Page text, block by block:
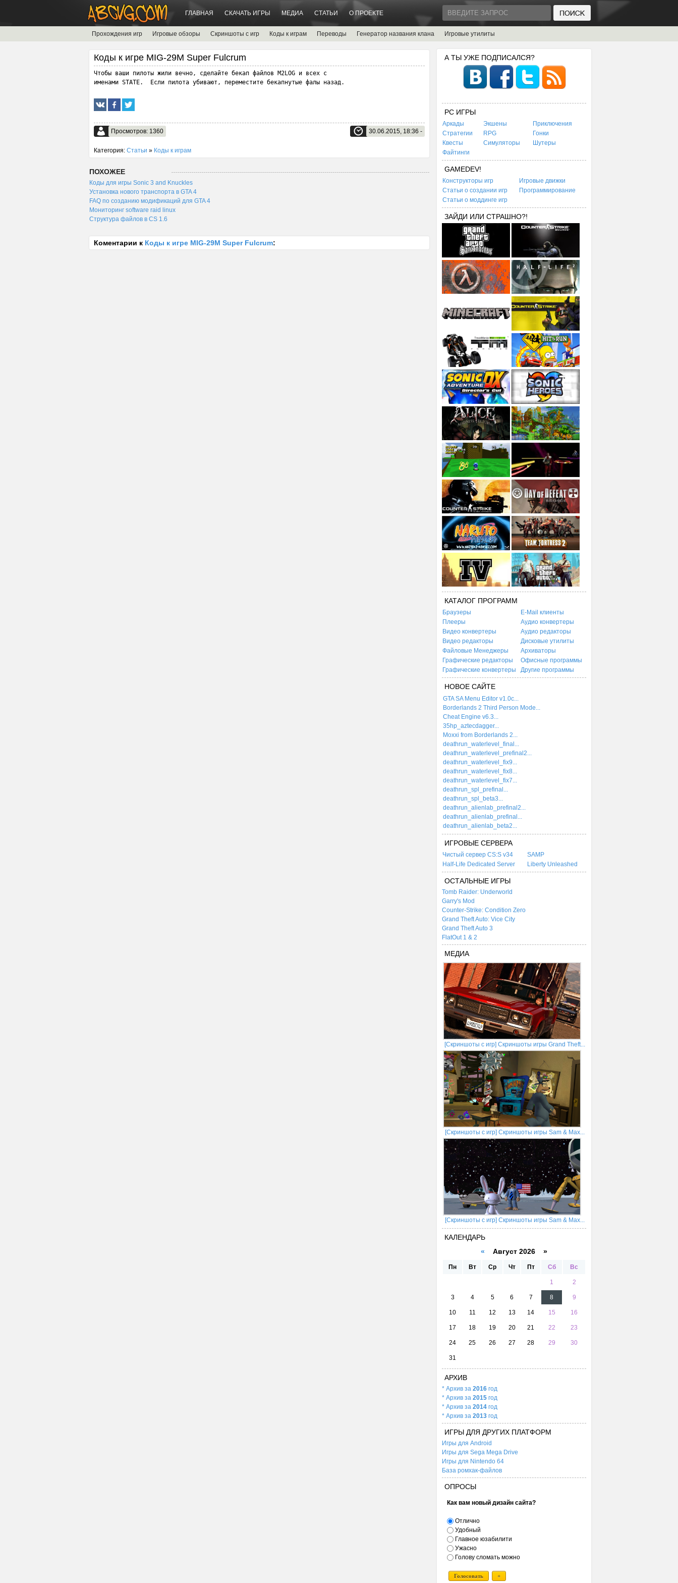
ГЛАВНАЯ СКАЧАТЬ ИГРЫ МЕДИА СТАТЬИ О ПРОЕКТЕ
Прохождения игр Игровые обзоры Скриншоты с игр Коды к играм Переводы Генератор названия клана Игровые утилиты
Коды к игре MIG-29M Super Fulcrum
Чтобы ваши пилоты жили вечно, сделайте бекап файлов M2LOG и всех с
именами STATE.  Если пилота убивают, переместите бекапнутые фалы назад.
Просмотров: 1360 30.06.2015, 18:36 -
Категория: Статьи » Коды к играм
ПОХОЖЕЕ
Коды для игры Sonic 3 and Knuckles
Установка нового транспорта в GTA 4
FAQ по созданию модификаций для GTA 4
Мониторинг software raid linux
Структура файлов в CS 1.6
Коментарии к Коды к игре MIG-29M Super Fulcrum:
А ТЫ УЖЕ ПОДПИСАЛСЯ?
PC ИГРЫ
Аркады Экшены
Приключения
Стратегии
RPG
Гонки
Квесты
Симуляторы
Шутеры
Файтинги
GAMEDEV!
Конструкторы игр
Игровые движки
Статьи о создании игр
Программирование
Статьи о моддинге игр
ЗАЙДИ ИЛИ СТРАШНО?!
КАТАЛОГ ПРОГРАММ
Браузеры
E-Mail клиенты
Плееры
Аудио конвертеры
Видео конвертеры
Аудио редакторы
Видео редакторы
Дисковые утилиты
Файловые Менеджеры
Архиваторы
Графические редакторы
Офисные программы
Графические конвертеры
Другие программы
НОВОЕ САЙТЕ
GTA SA Menu Editor v1.0c...
Borderlands 2 Third Person Mode...
Cheat Engine v6.3...
35hp_aztecdagger...
Moxxi from Borderlands 2...
deathrun_waterlevel_final...
deathrun_waterlevel_prefinal2...
deathrun_waterlevel_fix9...
deathrun_waterlevel_fix8...
deathrun_waterlevel_fix7...
deathrun_spl_prefinal...
deathrun_spl_beta3...
deathrun_alienlab_prefinal2...
deathrun_alienlab_prefinal...
deathrun_alienlab_beta2...
ИГРОВЫЕ СЕРВЕРА
Чистый сервер CS:S v34
SAMP
Half-Life Dedicated Server
Liberty Unleashed
ОСТАЛЬНЫЕ ИГРЫ
Tomb Raider: Underworld
Garry's Mod
Counter-Strike: Condition Zero
Grand Theft Auto: Vice City
Grand Theft Auto 3
FlatOut 1 & 2
МЕДИА
[Скриншоты с игр] Скриншоты игры Grand Theft...
[Скриншоты с игр] Скриншоты игры Sam & Max...
[Скриншоты с игр] Скриншоты игры Sam & Max...
КАЛЕНДАРЬ
« Август 2026 »
Пн Вт Ср Чт Пт Сб Вс
1 2
3 4 5 6 7 8 9
10 11 12 13 14 15 16
17 18 19 20 21 22 23
24 25 26 27 28 29 30
31
АРХИВ
* Архив за 2016 год
* Архив за 2015 год
* Архив за 2014 год
* Архив за 2013 год
ИГРЫ ДЛЯ ДРУГИХ ПЛАТФОРМ
Игры для Android
Игры для Sega Mega Drive
Игры для Nintendo 64
База ромхак-файлов
ОПРОСЫ
Как вам новый дизайн сайта?
Отлично
Удобный
Главное юзабилити
Ужасно
Голову сломать можно
Голосовать +